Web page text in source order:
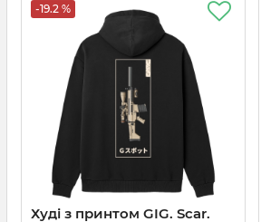
-19.2 %
Худі з принтом GIG. Scar.